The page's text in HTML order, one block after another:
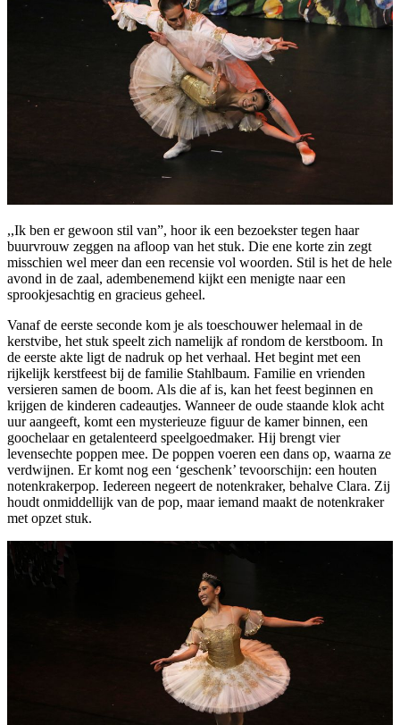
,,Ik ben er gewoon stil van”, hoor ik een bezoekster tegen haar
buurvrouw zeggen na afloop van het stuk. Die ene korte zin zegt
misschien wel meer dan een recensie vol woorden. Stil is het de hele
avond in de zaal, adembenemend kijkt een menigte naar een
sprookjesachtig en gracieus geheel.
Vanaf de eerste seconde kom je als toeschouwer helemaal in de
kerstvibe, het stuk speelt zich namelijk af rondom de kerstboom. In
de eerste akte ligt de nadruk op het verhaal. Het begint met een
rijkelijk kerstfeest bij de familie Stahlbaum. Familie en vrienden
versieren samen de boom. Als die af is, kan het feest beginnen en
krijgen de kinderen cadeautjes. Wanneer de oude staande klok acht
uur aangeeft, komt een mysterieuze figuur de kamer binnen, een
goochelaar en getalenteerd speelgoedmaker. Hij brengt vier
levensechte poppen mee. De poppen voeren een dans op, waarna ze
verdwijnen. Er komt nog een ‘geschenk’ tevoorschijn: een houten
notenkrakerpop. Iedereen negeert de notenkraker, behalve Clara. Zij
houdt onmiddellijk van de pop, maar iemand maakt de notenkraker
met opzet stuk.